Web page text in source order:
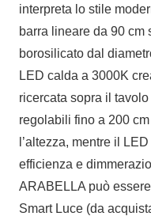
interpreta lo stile
barra lineare da 90 cm
borosilicato dal
LED calda a 3000K
ricercata sopra il
regolabili fino a 200
l’altezza, mentre il
efficienza e
ARABELLA può
Smart Luce (da